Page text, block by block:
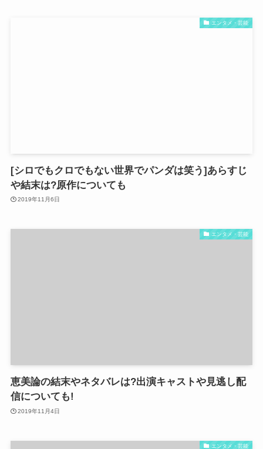
エンタメ・芸能
[シロでもクロでもない世界でパンダは笑う]あらすじ
や結末は?原作についても
2019年11月6日
エンタメ・芸能
恵美論の結末やネタバレは?出演キャストや見逃し配
信についても!
2019年11月4日
エンタメ・芸能